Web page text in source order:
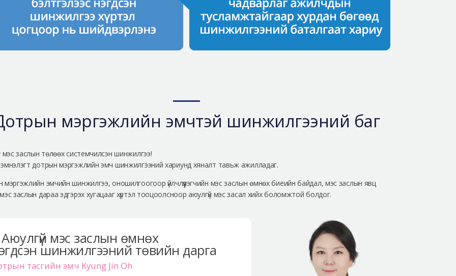
мэргэжлийн эмчтэй шинжилгээний баг
мэс заслын төлөөх системчилсэн шинжилгээ!
дотрын мэргэжлийн эмч шинжилгээний хариунд хяналт тавьж ажилладаг.
эмчийн шинжилгээ, оношилгоогоор үйлчлүүлэгчийн мэс заслын өмнөх биеийн байдал, мэс заслын явц
заслын дараа эдгэрэх хугацааг хүртэл тооцоолсноор аюулгүй мэс засал хийх боломжтой болдог.
Аюулгүй мэс заслын өмнөх
шинжилгээний төвийн дарга
тасгийн эмч Kyung Jin Oh